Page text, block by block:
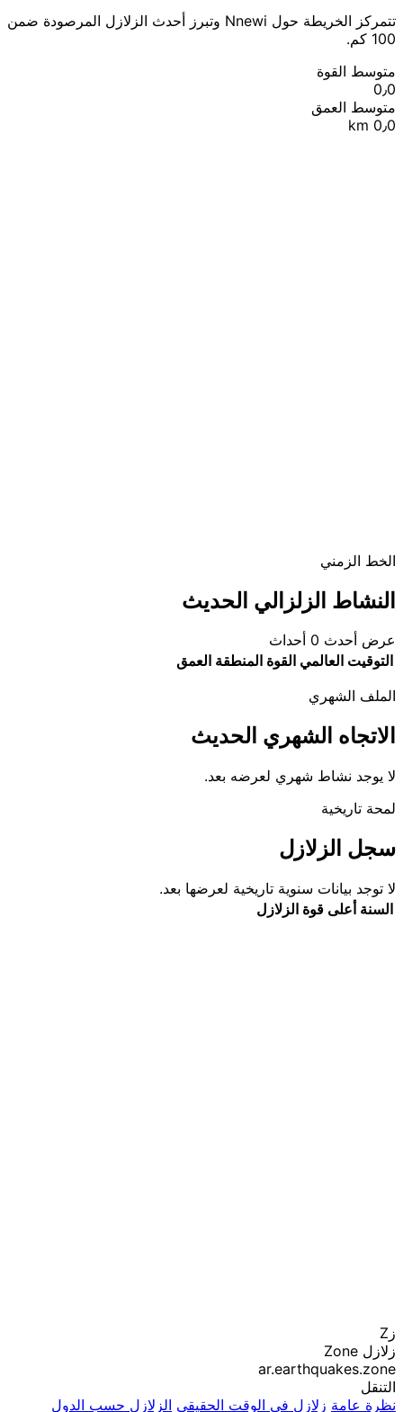
تتمركز الخريطة حول Nnewi وتبرز أحدث الزلازل المرصودة ضمن
100 كم.
متوسط القوة
0٫0
متوسط العمق
0٫0 km
Leaflet
© OpenStreetMap contributors
الخط الزمني
النشاط الزلزالي الحديث
عرض أحدث 0 أحداث
التوقيت العالمي القوة المنطقة العمق
الملف الشهري
الاتجاه الشهري الحديث
لا يوجد نشاط شهري لعرضه بعد.
لمحة تاريخية
سجل الزلازل
لا توجد بيانات سنوية تاريخية لعرضها بعد.
السنة أعلى قوة الزلازل
زZ
زلازل Zone
ar.earthquakes.zone
التنقل
نظرة عامة زلازل في الوقت الحقيقي الزلازل حسب الدول